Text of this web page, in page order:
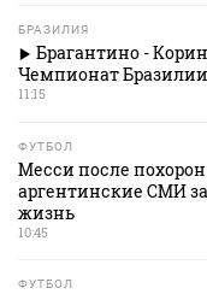
БРАЗИЛИЯ
Брагантино -
Чемпионат
11:15
ФУТБОЛ
Месси после
аргентинские СМИ
жизнь
10:45
ФУТБОЛ